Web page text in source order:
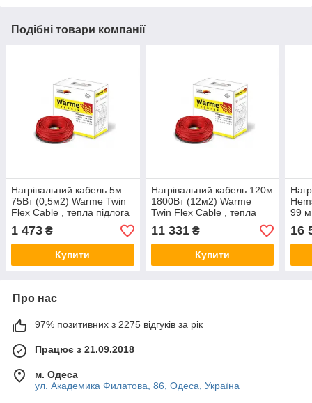
Подібні товари компанії
Нагрівальний кабель 5м
75Вт (0,5м2) Warme Twin
Flex Cable , тепла підлога
в плитковий клей,
електричний
1 473 ₴
Купити
Нагрівальний кабель 120м
1800Вт (12м2) Warme
Twin Flex Cable , тепла
підлога в плитковий клей,
електричний
11 331₴
Купити
99 м
16
Про нас
97% позитивних з 2275 відгуків за рік
Працює з 21.09.2018
м. Одеса
ул. Академика Филатова, 86, Одеса, Україна